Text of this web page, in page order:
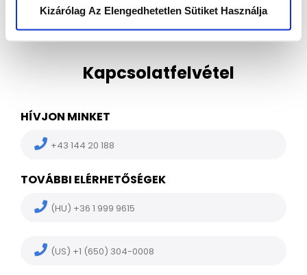
Kizárólag Az Elengedhetetlen Sütiket Használja
Kapcsolatfelvétel
HÍVJON MINKET
+43 144 20 188
TOVÁBBI ELÉRHETŐSÉGEK
(HU) +36 1 999 9615
(US) +1 (650) 304-0008